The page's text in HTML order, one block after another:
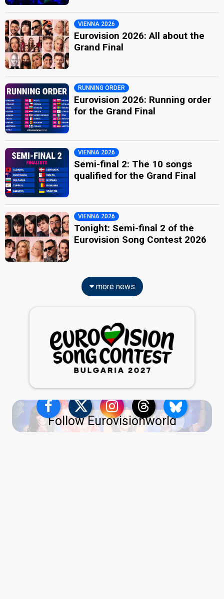
VIENNA 2026
Eurovision 2026: All about the
Grand Final
RUNNING ORDER
Eurovision 2026: Running order
for the Grand Final
VIENNA 2026
Semi-final 2: The 10 songs
qualified for the Grand Final
VIENNA 2026
Tonight: Semi-final 2 of the
Eurovision Song Contest 2026
more news
Follow Eurovisionworld